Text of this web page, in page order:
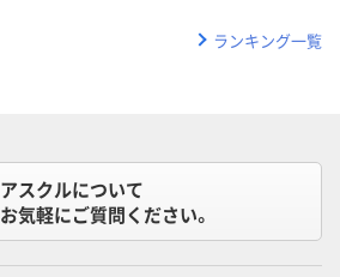
ランキング一覧
アスクルについて
お気軽にご質問ください。